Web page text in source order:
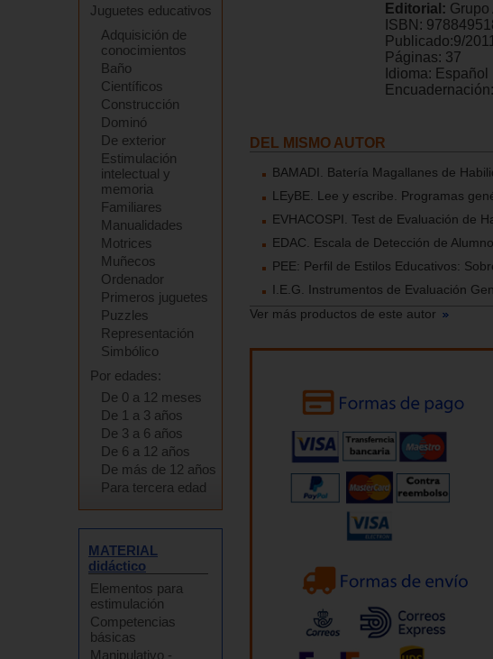
Juguetes educativos
Adquisición de
conocimientos
Baño
Científicos
Construcción
Dominó
De exterior
Estimulación
intelectual y
memoria
Familiares
Manualidades
Motrices
Muñecos
Ordenador
Primeros juguetes
Puzzles
Representación
Simbólico
Por edades:
De 0 a 12 meses
De 1 a 3 años
De 3 a 6 años
De 6 a 12 años
De más de 12 años
Para tercera edad
MATERIAL
didáctico
Elementos para
estimulación
Competencias
básicas
Manipulativo -
Editorial: Grupo
ISBN:
Publicado:9/
Páginas: 37
Idioma: Español
Encuadernación:
DEL MISMO AUTOR
BAMADI. Batería Magallanes de
LEyBE. Lee y escribe. Programas
EVHACOSPI. Test de Evaluación de
EDAC. Escala de Detección de
PEE: Perfil de Estilos Educativos:
I.E.G. Instrumentos de Evaluación
Ver más productos de este autor